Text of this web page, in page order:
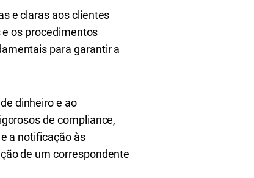
e claras aos clientes
os procedimentos
para garantir a
dinheiro e ao
de compliance,
a notificação às
de um correspondente